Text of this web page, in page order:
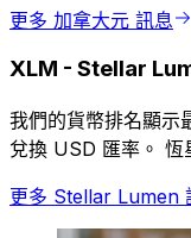
更多 加拿大元 訊息
XLM - Stellar
我們的貨幣排名顯
兌換 USD 匯率。 恆
更多 Stellar Lumen